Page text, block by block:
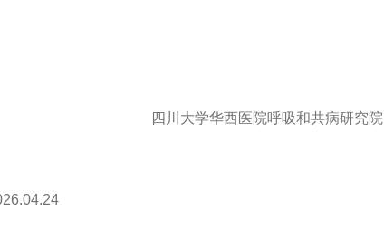
四川大学华西医院呼吸和共病研究院